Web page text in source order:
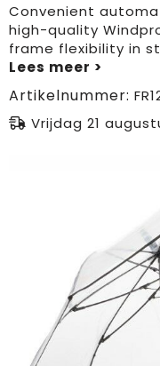
Promo
Papier
Merken
Overig textiel
Rugzakken
Convenient
high-quality
frame flexibility in
Artikelnummer:
Vrijdag 21